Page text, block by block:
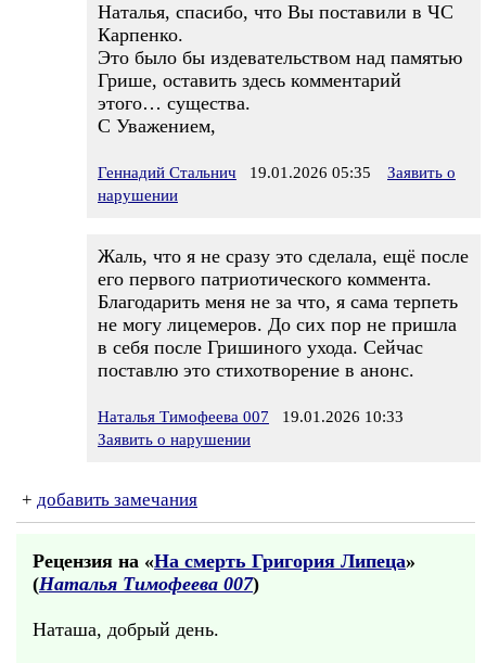
Наталья, спасибо, что Вы поставили в ЧС
Карпенко.
Это было бы издевательством над памятью
Грише, оставить здесь комментарий
этого… существа.
С Уважением,
Геннадий Стальнич 19.01.2026 05:35
Заявить о
нарушении
Жаль, что я не сразу это сделала, ещё после
его первого патриотического коммента.
Благодарить меня не за что, я сама терпеть
не могу лицемеров. До сих пор не пришла
в себя после Гришиного ухода. Сейчас
поставлю это стихотворение в анонс.
Наталья Тимофеева 007 19.01.2026 10:33
Заявить о нарушении
+ добавить замечания
Рецензия на «На смерть Григория Липеца»
(Наталья Тимофеева 007)
Наташа, добрый день.